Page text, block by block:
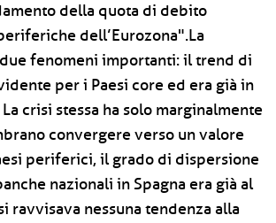
della quota di debito
dell’Eurozona".La
fenomeni importanti: il trend di
per i Paesi core ed era già in
crisi stessa ha solo marginalmente
convergere verso un valore
periferici, il grado di dispersione
nazionali in Spagna era già al
ravvisava nessuna tendenza alla